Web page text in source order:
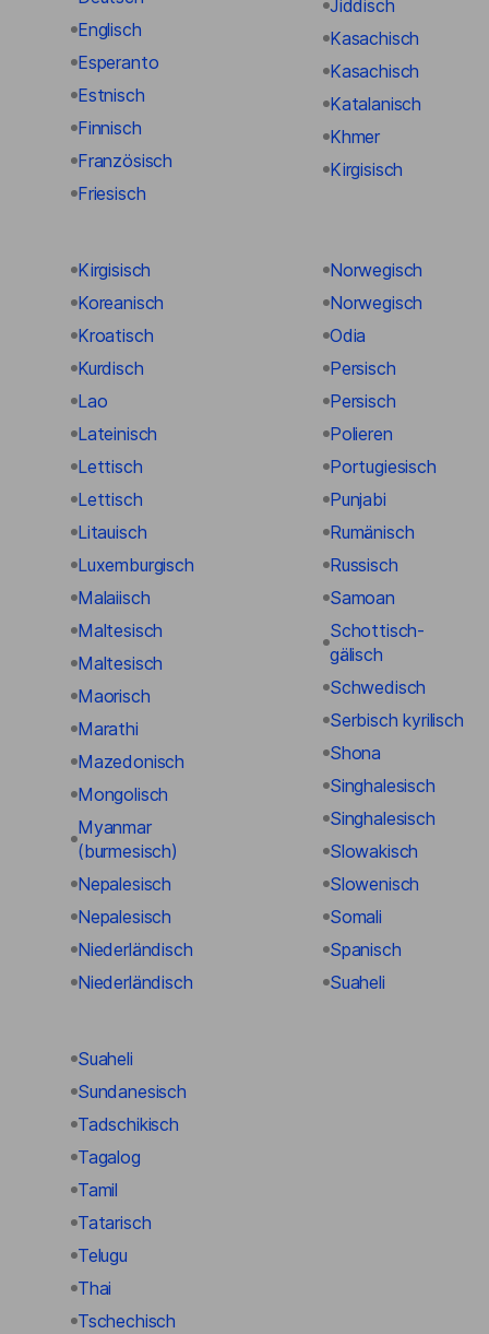
Englisch
Esperanto
Estnisch
Finnisch
Französisch
Friesisch
Jiddisch
Kasachisch
Kasachisch
Katalanisch
Khmer
Kirgisisch
Kirgisisch
Koreanisch
Kroatisch
Kurdisch
Lao
Lateinisch
Lettisch
Lettisch
Litauisch
Luxemburgisch
Malaiisch
Maltesisch
Maltesisch
Maorisch
Marathi
Mazedonisch
Mongolisch
Myanmar
(burmesisch)
Nepalesisch
Nepalesisch
Niederländisch
Niederländisch
Norwegisch
Norwegisch
Odia
Persisch
Persisch
Polieren
Portugiesisch
Punjabi
Rumänisch
Russisch
Samoan
Schottisch-
gälisch
Schwedisch
Serbisch kyrilisch
Shona
Singhalesisch
Singhalesisch
Slowakisch
Slowenisch
Somali
Spanisch
Suaheli
Suaheli
Sundanesisch
Tadschikisch
Tagalog
Tamil
Tatarisch
Telugu
Thai
Tschechisch